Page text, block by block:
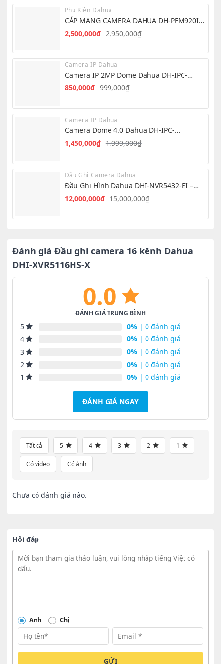
là:
19,990,000₫.
tại
là:
1,339,000₫.
Phụ Kiện Dahua
CÁP MẠNG CAMERA DAHUA DH-PFM920I-
5EUN – CHẤT LƯỢNG CAO
2,950,000₫
Giá
là:
2,950,000₫.
2,500,000₫
Giá
tại
là:
2,500,000₫.
Camera IP Dahua
Camera IP 2MP Dome Dahua DH-IPC-
T1E29-A-IL 999,000₫
Giá
là:
999,000₫.
850,000₫
Giá
tại
là:
Camera IP Dahua
Camera Dome 4.0 Dahua DH-IPC-
HDW1439V-A-IL1,999,000₫
Giá
là:
1,999,000₫.
1,450,000₫
Giá
tại
là:
Đầu Ghi Camera Dahua
Đầu Ghi Hình Dahua DHI-NVR5432-EI –
NVR 32 Kênh AI15,000,000₫
Giá
12,000,000₫
Giá
12,000,000₫.
Đánh giá Đầu ghi camera 16 kênh Dahua
DHI-XVR5116HS-X
0.0
ĐÁNH GIÁ TRUNG BÌNH
5 0% | 0 đánh giá
4
0% | 0 đánh giá
3
0% | 0 đánh giá
2
0% | 0 đánh giá
1
0% | 0 đánh giá
ĐÁNH GIÁ NGAY
Tất cả 5 4 3 2 1
Có video Có ảnh
Chưa có đánh giá nào.
Hỏi đáp
Anh Chị
GỬI